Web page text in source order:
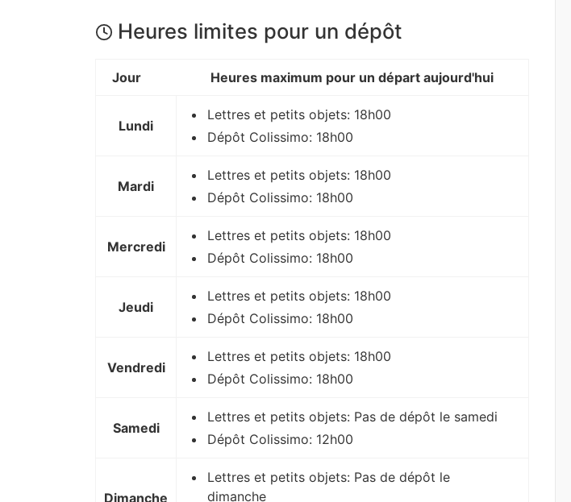
Heures limites pour un dépôt
Jour Heures maximum pour un départ aujourd'hui
Lundi
Lettres et petits objets: 18h00
Dépôt Colissimo: 18h00
Mardi
Lettres et petits objets: 18h00
Dépôt Colissimo: 18h00
Mercredi
Lettres et petits objets: 18h00
Dépôt Colissimo: 18h00
Jeudi
Lettres et petits objets: 18h00
Dépôt Colissimo: 18h00
Vendredi
Lettres et petits objets: 18h00
Dépôt Colissimo: 18h00
Samedi
Lettres et petits objets: Pas de dépôt le samedi
Dépôt Colissimo: 12h00
Dimanche
Lettres et petits objets: Pas de dépôt le
dimanche